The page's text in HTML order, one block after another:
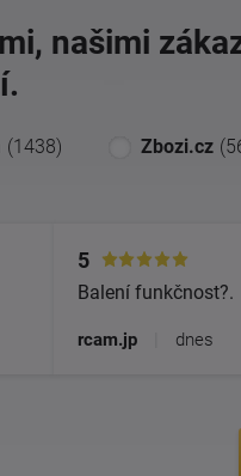
našimi
(1438) Zbozi.cz
5
Balení funkčnost?.
rcam.jp dnes